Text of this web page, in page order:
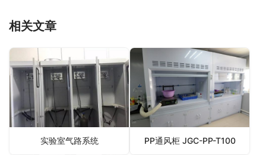
相关文章
实验室气路系统 PP通风柜 JGC-PP-T100